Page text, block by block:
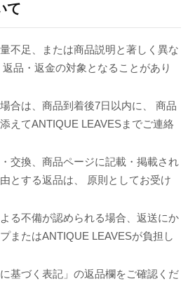
て
不足、または商品説明と著しく異な
品・返金の対象となることがあり
合は、商品到着後7日以内に、 商品
えてANTIQUE LEAVESまでご連絡
交換、商品ページに記載・掲載され
とする返品は、 原則としてお受け
る不備が認められる場合、返送にか
またはANTIQUE LEAVESが負担し
基づく表記」の返品欄をご確認くだ